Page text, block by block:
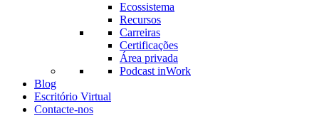
Ecossistema
Recursos
Carreiras
Certificações
Área privada
Podcast inWork
Blog
Escritório Virtual
Contacte-nos